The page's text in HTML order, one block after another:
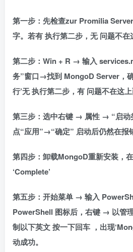
第一步：先检查zur Promilia
字。若有 执行第二步，无 问题不在
第二步：Win + R → 输入
务”窗口→找到 MongoD Server，
行’无 执行第二步，有 问题不在这
第三步：选中右键 → 属性 → “启
点“应用”→“确定” 启动后仍然在报
第四步：卸载MongoD重新安装，
‘Complete’
第五步：开始菜单 → 输入
PowerShell 图标后，右键 → 以管
制以下英文 按一下回车 ，出现
动成功。